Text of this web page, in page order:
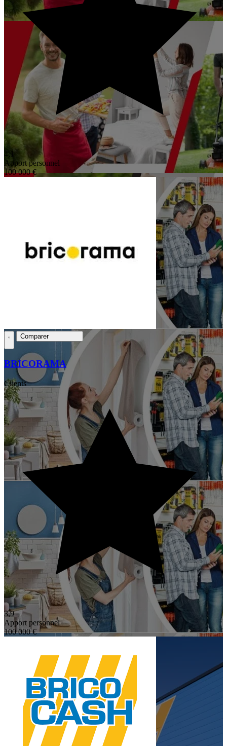
4,1
Apport personnel
100 000 €
Comparer
BRICORAMA
Clients
3,9
Apport personnel
100 000 €